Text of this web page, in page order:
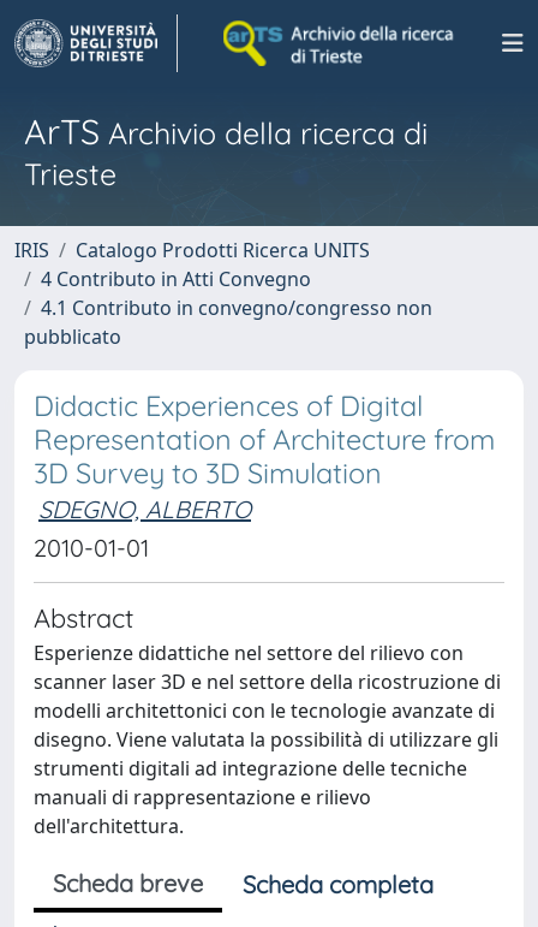
ArTS Archivio della ricerca di
Trieste
IRIS
Catalogo Prodotti Ricerca UNITS
4 Contributo in Atti Convegno
4.1 Contributo in convegno/congresso non
pubblicato
Didactic Experiences of Digital
Representation of Architecture from
3D Survey to 3D Simulation
SDEGNO, ALBERTO
2010-01-01
Abstract
Esperienze didattiche nel settore del rilievo con
scanner laser 3D e nel settore della ricostruzione di
modelli architettonici con le tecnologie avanzate di
disegno. Viene valutata la possibilità di utilizzare gli
strumenti digitali ad integrazione delle tecniche
manuali di rappresentazione e rilievo
dell'architettura.
Scheda breve Scheda completa